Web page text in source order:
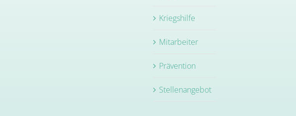
Kriegshilfe
Mitarbeiter
Prävention
Stellenangebot